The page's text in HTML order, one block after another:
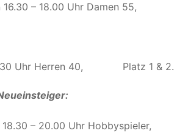
– 18.00 Uhr Damen 55,
Uhr Herren 40, Platz 1 & 2.
– 20.00 Uhr Hobbyspieler,